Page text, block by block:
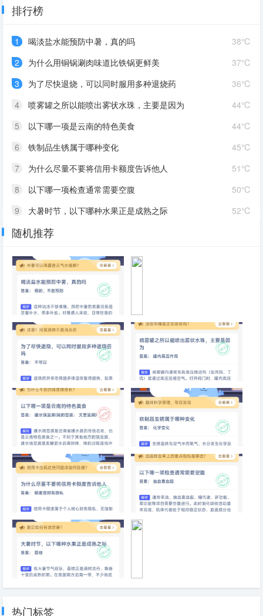
排行榜
38℃
1
喝淡盐水能预防中暑，真的吗
37℃
2
为什么用铜锅涮肉味道比铁锅更鲜美
36℃
3
为了尽快退烧，可以同时服用多种退烧药
44℃
4
喷雾罐之所以能喷出雾状水珠，主要是因为
44℃
5
以下哪一项是云南的特色美食
45℃
6
铁制品生锈属于哪种变化
51℃
7
为什么尽量不要将信用卡额度告诉他人
50℃
8
以下哪一项检查通常需要空腹
52℃
9
大暑时节，以下哪种水果正是成熟之际
10 手机快充主要采用哪种方式提升充电速度
随机推荐
喝淡盐水能预防中暑，真的吗
为
什
么
用
锅
涮
肉
味
道
比
锅
更
鲜
美
为了尽快退烧，可以同时服用多
种退烧药
喷雾罐之所以能喷出雾状水珠，
主要是因为
以下哪一项是云南的特色美食 铁制品生锈属于哪种变化
为什么尽量不要将信用卡额度告
诉他人
以下哪一项检查通常需要空腹
热门标签